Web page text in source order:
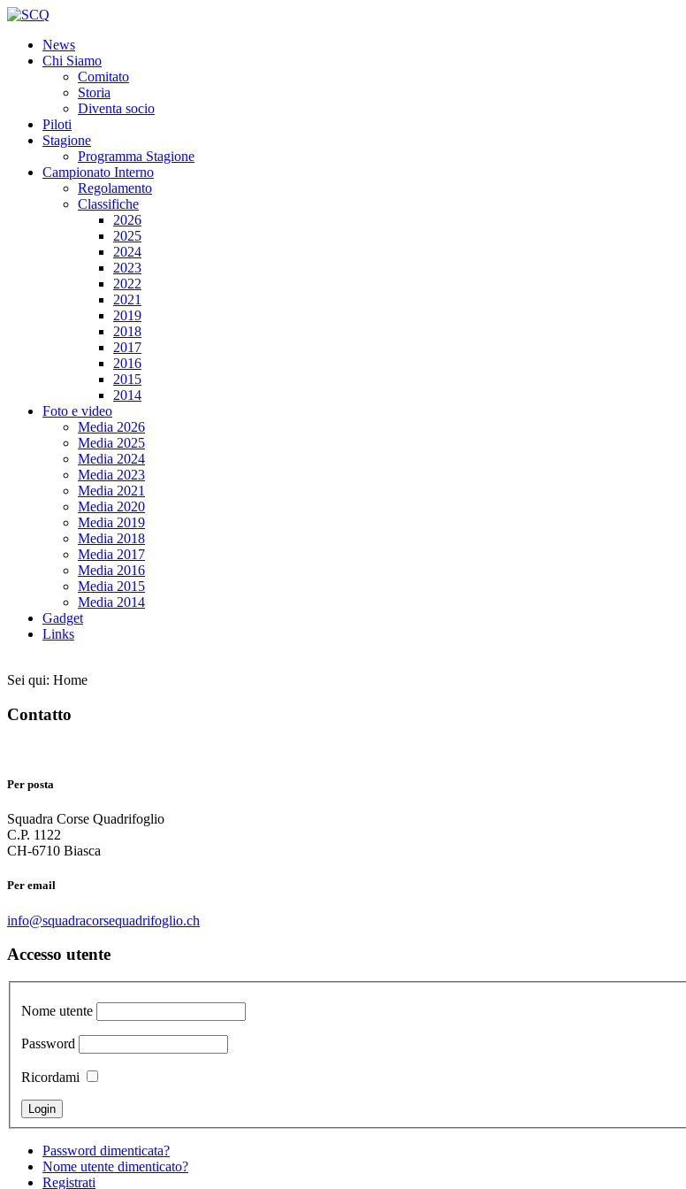
News
Chi Siamo
Comitato
Storia
Diventa socio
Piloti
Stagione
Programma Stagione
Campionato Interno
Regolamento
Classifiche
2026
2025
2024
2023
2022
2021
2019
2018
2017
2016
2015
2014
Foto e video
Media 2026
Media 2025
Media 2024
Media 2023
Media 2021
Media 2020
Media 2019
Media 2018
Media 2017
Media 2016
Media 2015
Media 2014
Gadget
Links
Sei qui: Home
Contatto
Per posta
Squadra Corse Quadrifoglio
C.P. 1122
CH-6710 Biasca
Per email
info@squadracorsequadrifoglio.ch
Accesso utente
Nome utente
Password
Ricordami
Password dimenticata?
Nome utente dimenticato?
Registrati